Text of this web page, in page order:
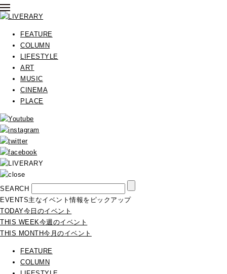
FEATURE
COLUMN
LIFESTYLE
ART
MUSIC
CINEMA
PLACE
SEARCH
EVENTS主なイベント情報をピックアップ
TODAY今日のイベント
THIS WEEK今週のイベント
THIS MONTH今月のイベント
FEATURE
COLUMN